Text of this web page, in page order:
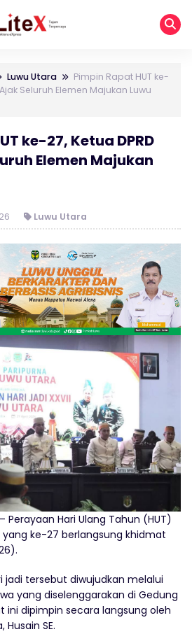
Luwu Utara
Pimpin Rapat HUT ke-
Seluruh Elemen Majukan Luwu
ke-27, Ketua DPRD
Elemen Majukan
Luwu Utara
Perayaan Hari Ulang Tahun (HUT)
yang ke-27 berlangsung khidmat
jadi tersebut diwujudkan melalui
yang diselenggarakan di Gedung
ini dipimpin secara langsung oleh
Husain SE.